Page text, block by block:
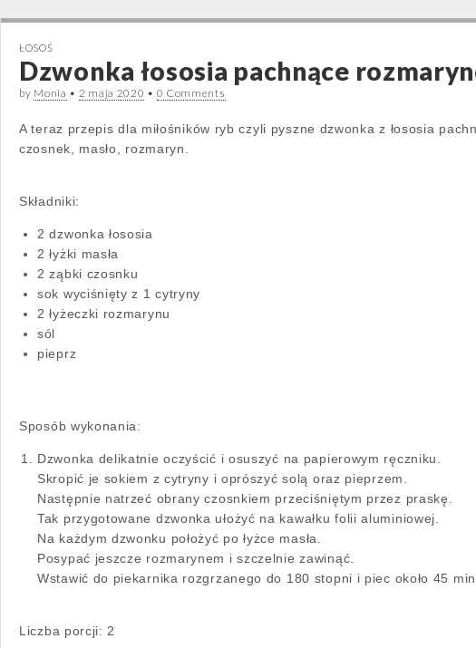
ŁOSOŚ
Dzwonka łososia pachnące
by Monia • 2 maja 2020 • 0 Comments
A teraz przepis dla miłośników ryb czyli pyszne dzwonka z łososia
czosnek, masło, rozmaryn.
Składniki:
2 dzwonka łososia
2 łyżki masła
2 ząbki czosnku
sok wyciśnięty z 1 cytryny
2 łyżeczki rozmarynu
sól
pieprz
Sposób wykonania:
Dzwonka delikatnie oczyścić i osuszyć na papierowym ręczniku.
Skropić je sokiem z cytryny i oprószyć solą oraz pieprzem.
Następnie natrzeć obrany czosnkiem przeciśniętym przez praskę.
Tak przygotowane dzwonka ułożyć na kawałku folii aluminiowej.
Na każdym dzwonku położyć po łyżce masła.
Posypać jeszcze rozmarynem i szczelnie zawinąć.
Wstawić do piekarnika rozgrzanego do 180 stopni i piec około 45
Liczba porcji: 2